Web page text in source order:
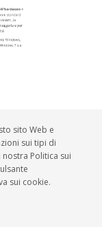
32, 25122 Brescia
sito Web e
sui tipi di
Politica sui
sui cookie.